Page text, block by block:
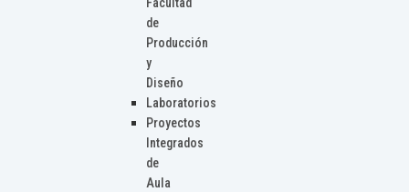
Facultad
de
Producción
y
Diseño
Laboratorios
Proyectos
Integrados
de
Aula